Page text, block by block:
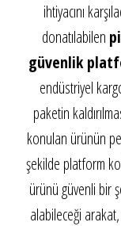
ihtiyacını
donatılabilen
güvenlik
endüstriyel
paketin
konulan ürünün
şekilde platform
ürünü güvenli bir
alabileceği